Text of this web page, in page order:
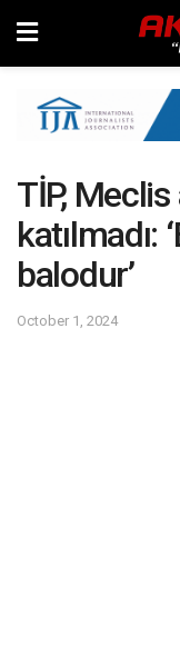
TİP, Meclis
katılmadı:
balodur’
October 1, 2024